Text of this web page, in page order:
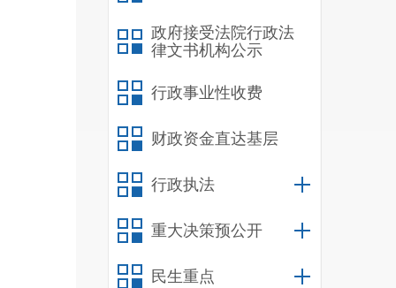
政府接受法院行政法
律文书机构公示
行政事业性收费
财政资金直达基层
行政执法
重大决策预公开
民生重点